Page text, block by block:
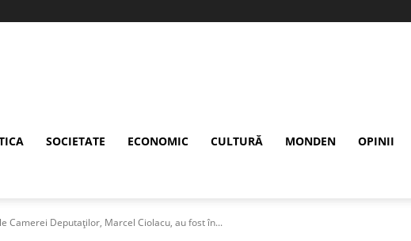
SOCIETATE ECONOMIC CULTURĂ MONDEN OPINII
Camerei Deputaților, Marcel Ciolacu, au fost în...